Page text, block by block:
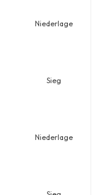
Niederlage
Sieg
Niederlage